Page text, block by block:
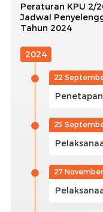
Peraturan KPU 2/
Jadwal
Tahun 2024
2024
22
25
27